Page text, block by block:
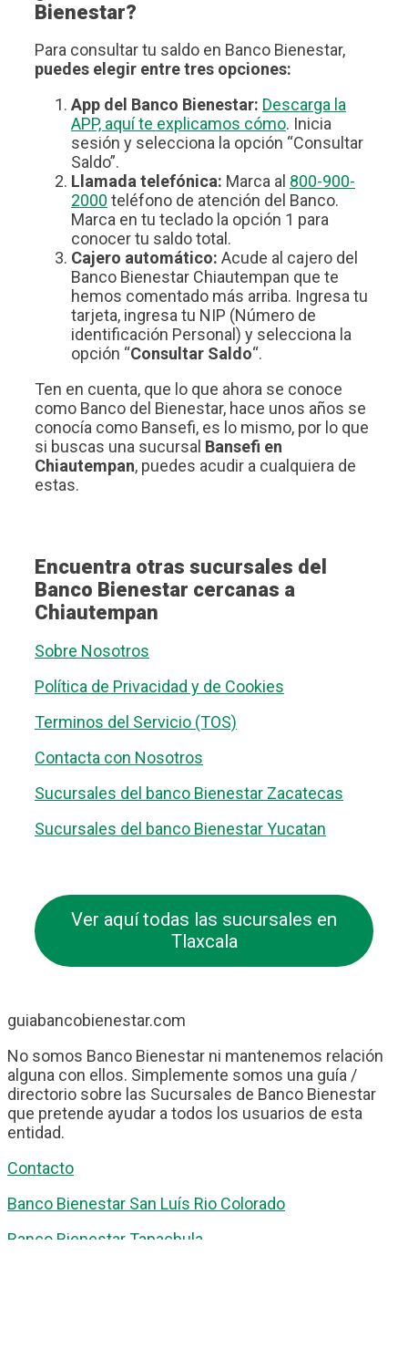
Bienestar?
Para consultar tu saldo en Banco Bienestar,
puedes elegir entre tres opciones:
App del Banco Bienestar: Descarga la
APP, aquí te explicamos cómo. Inicia
sesión y selecciona la opción “Consultar
Saldo”.
Llamada telefónica: Marca al 800-900-
2000 teléfono de atención del Banco.
Marca en tu teclado la opción 1 para
conocer tu saldo total.
Cajero automático: Acude al cajero del
Banco Bienestar Chiautempan que te
hemos comentado más arriba. Ingresa tu
tarjeta, ingresa tu NIP (Número de
identificación Personal) y selecciona la
opción “Consultar Saldo“.
Ten en cuenta, que lo que ahora se conoce
como Banco del Bienestar, hace unos años se
conocía como Bansefi, es lo mismo, por lo que
si buscas una sucursal Bansefi en
Chiautempan, puedes acudir a cualquiera de
estas.
Encuentra otras sucursales del
Banco Bienestar cercanas a
Chiautempan
Sobre Nosotros
Política de Privacidad y de Cookies
Terminos del Servicio (TOS)
Contacta con Nosotros
Sucursales del banco Bienestar Zacatecas
Sucursales del banco Bienestar Yucatan
Ver aquí todas las sucursales en
Tlaxcala
guiabancobienestar.com
No somos Banco Bienestar ni mantenemos relación
alguna con ellos. Simplemente somos una guía /
directorio sobre las Sucursales de Banco Bienestar
que pretende ayudar a todos los usuarios de esta
entidad.
Contacto
Banco Bienestar San Luís Rio Colorado
Banco Bienestar Tapachula